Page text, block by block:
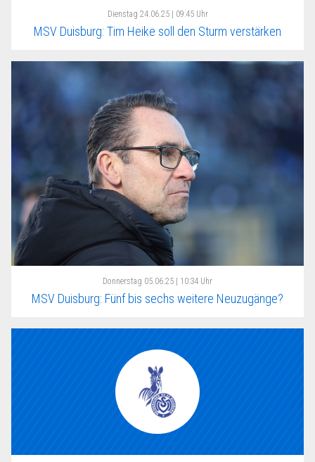
Dienstag 24.06.25 | 09:45 Uhr
MSV Duisburg: Tim Heike soll den Sturm verstärken
Donnerstag 05.06.25 | 10:34 Uhr
MSV Duisburg: Fünf bis sechs weitere Neuzugänge?